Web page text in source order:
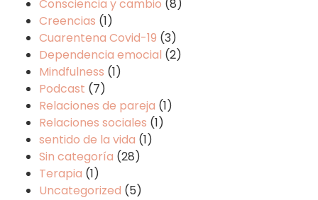
Consciencia y cambio (8)
Creencias (1)
Cuarentena Covid-19 (3)
Dependencia emocial (2)
Mindfulness (1)
Podcast (7)
Relaciones de pareja (1)
Relaciones sociales (1)
sentido de la vida (1)
Sin categoría (28)
Terapia (1)
Uncategorized (5)